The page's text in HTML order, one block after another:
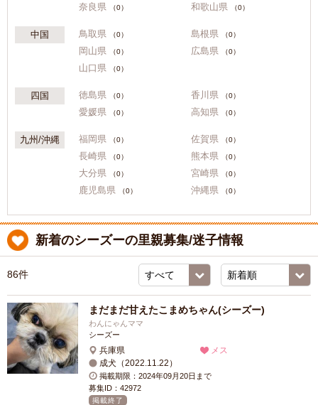
奈良県 （0） 和歌山県 （0）
中国 鳥取県 （0） 島根県 （0）
岡山県 （0） 広島県 （0）
山口県 （0）
四国 徳島県 （0） 香川県 （0）
愛媛県 （0） 高知県 （0）
九州/沖縄 福岡県 （0） 佐賀県 （0）
長崎県 （0） 熊本県 （0）
大分県 （0） 宮崎県 （0）
鹿児島県 （0） 沖縄県 （0）
新着のシーズーの里親募集/迷子情報
86件
まだまだ甘えたこまめちゃん(シーズー)
わんにゃんママ
シーズー
兵庫県
メス
成犬（2022.11.22）
掲載期限：2024年09月20日まで
募集ID：42972
掲載終了